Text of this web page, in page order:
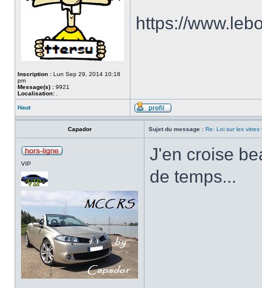
Inscription : Lun Sep 29, 2014 10:18
pm
Message(s) : 9921
Localisation:
https://
Haut
Capador Sujet du message : Re: Loi sur les
VIP
J'en croise
de temps...